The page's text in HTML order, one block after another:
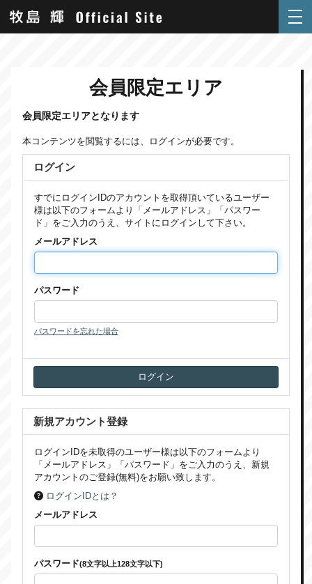
会員限定エリア
会員限定エリアとなります
本コンテンツを閲覧するには、ログインが必要です。
ログイン
すでにログインIDのアカウントを取得頂いているユーザー
様は以下のフォームより「メールアドレス」「パスワー
ド」をご入力のうえ、サイトにログインして下さい。
メールアドレス
パスワード
パスワードを忘れた場合
新規アカウント登録
ログインIDを未取得のユーザー様は以下のフォームより
「メールアドレス」「パスワード」をご入力のうえ、新規
アカウントのご登録(無料)をお願い致します。
ログインIDとは？
メールアドレス
パスワード(8文字以上128文字以下)